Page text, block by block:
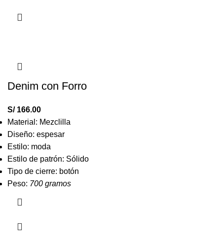
Denim con Forro
S/166.00
Material: Mezclilla
Diseño: espesar
Estilo: moda
Estilo de patrón: Sólido
Tipo de cierre: botón
Peso: 700 gramos